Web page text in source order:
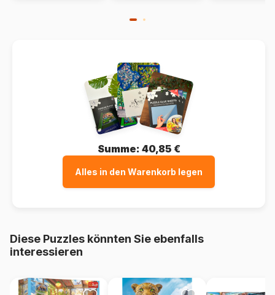
Summe: 40,85 €
Alles in den Warenkorb legen
Diese Puzzles könnten Sie ebenfalls
interessieren